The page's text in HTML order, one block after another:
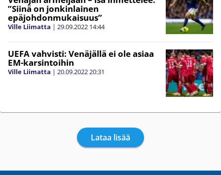
”Siinä on jonkinlainen
epäjohdonmukaisuus”
Ville Liimatta | 29.09.2022 14:44
UEFA vahvisti: Venäjällä ei ole asiaa
EM-karsintoihin
Ville Liimatta | 20.09.202220:31
Lataa lisää